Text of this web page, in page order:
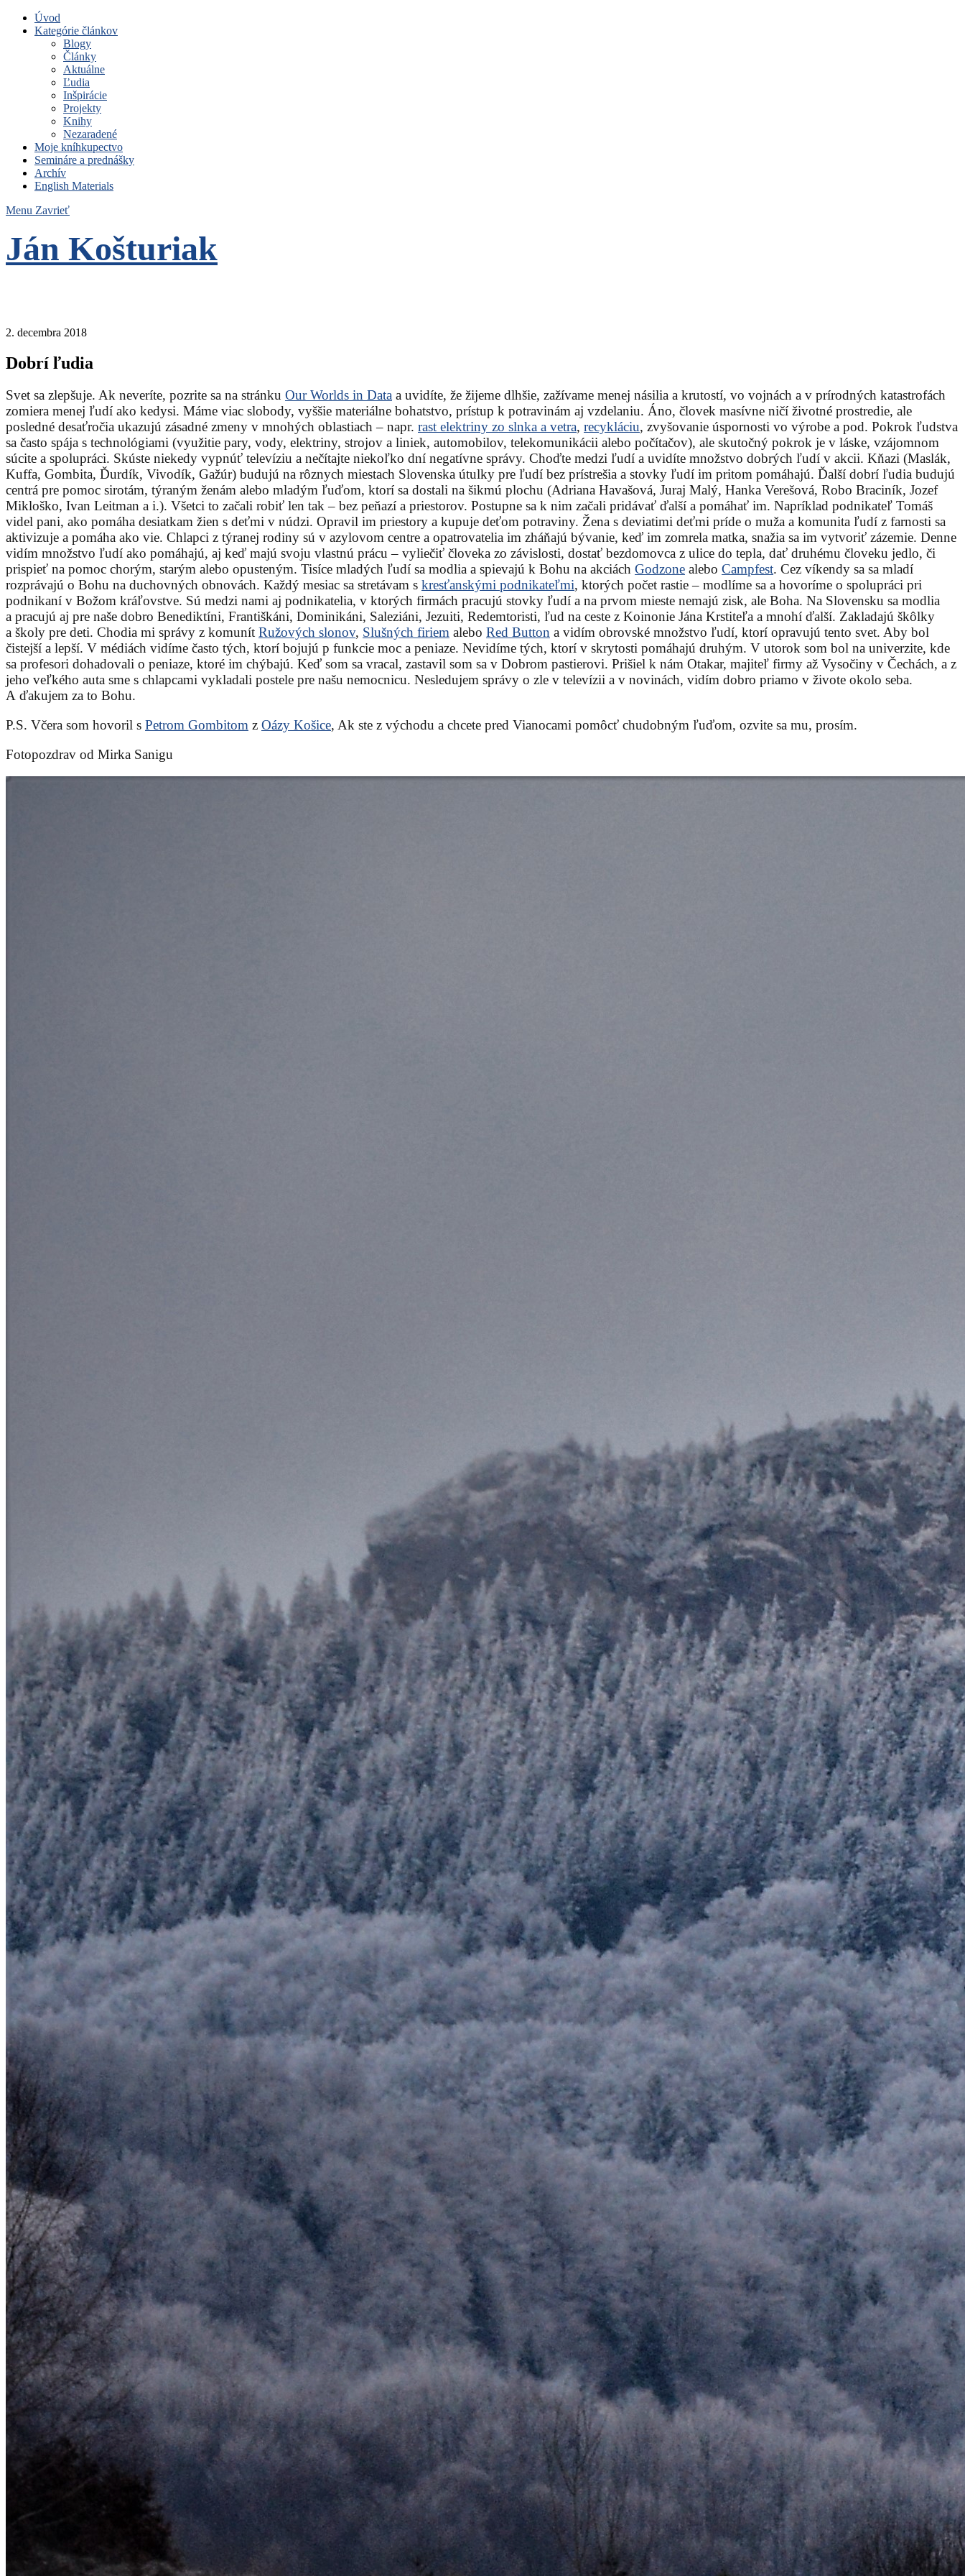
Úvod
Kategórie článkov
Blogy
Články
Aktuálne
Ľudia
Inšpirácie
Projekty
Knihy
Nezaradené
Moje kníhkupectvo
Semináre a prednášky
Archív
English Materials
Menu Zavrieť
Ján Košturiak
2. decembra 2018
Dobrí ľudia
Svet sa zlepšuje. Ak neveríte, pozrite sa na stránku Our Worlds in Data a uvidíte, že žijeme dlhšie, zažívame menej násilia a krutostí, vo vojnách a v prírodných katastrofách
zomiera menej ľudí ako kedysi. Máme viac slobody, vyššie materiálne bohatstvo, prístup k potravinám aj vzdelaniu. Áno, človek masívne ničí životné prostredie, ale
posledné desaťročia ukazujú zásadné zmeny v mnohých oblastiach – napr. rast elektriny zo slnka a vetra, recykláciu, zvyšovanie úspornosti vo výrobe a pod. Pokrok ľudstva
sa často spája s technológiami (využitie pary, vody, elektriny, strojov a liniek, automobilov, telekomunikácii alebo počítačov), ale skutočný pokrok je v láske, vzájomnom
súcite a spolupráci. Skúste niekedy vypnúť televíziu a nečítajte niekoľko dní negatívne správy. Choďte medzi ľudí a uvidíte množstvo dobrých ľudí v akcii. Kňazi (Maslák,
Kuffa, Gombita, Ďurdík, Vivodík, Gažúr) budujú na rôznych miestach Slovenska útulky pre ľudí bez prístrešia a stovky ľudí im pritom pomáhajú. Ďalší dobrí ľudia budujú
centrá pre pomoc sirotám, týraným ženám alebo mladým ľuďom, ktorí sa dostali na šikmú plochu (Adriana Havašová, Juraj Malý, Hanka Verešová, Robo Braciník, Jozef
Mikloško, Ivan Leitman a i.). Všetci to začali robiť len tak – bez peňazí a priestorov. Postupne sa k nim začali pridávať ďalší a pomáhať im. Napríklad podnikateľ Tomáš
videl pani, ako pomáha desiatkam žien s deťmi v núdzi. Opravil im priestory a kupuje deťom potraviny. Žena s deviatimi deťmi príde o muža a komunita ľudí z farnosti sa
aktivizuje a pomáha ako vie. Chlapci z týranej rodiny sú v azylovom centre a opatrovatelia im zháňajú bývanie, keď im zomrela matka, snažia sa im vytvoriť zázemie. Denne
vidím množstvo ľudí ako pomáhajú, aj keď majú svoju vlastnú prácu – vyliečiť človeka zo závislosti, dostať bezdomovca z ulice do tepla, dať druhému človeku jedlo, či
prispieť na pomoc chorým, starým alebo opusteným. Tisíce mladých ľudí sa modlia a spievajú k Bohu na akciách Godzone alebo Campfest. Cez víkendy sa sa mladí
rozprávajú o Bohu na duchovných obnovách. Každý mesiac sa stretávam s kresťanskými podnikateľmi, ktorých počet rastie – modlíme sa a hovoríme o spolupráci pri
podnikaní v Božom kráľovstve. Sú medzi nami aj podnikatelia, v ktorých firmách pracujú stovky ľudí a na prvom mieste nemajú zisk, ale Boha. Na Slovensku sa modlia
a pracujú aj pre naše dobro Benediktíni, Františkáni, Dominikáni, Saleziáni, Jezuiti, Redemtoristi, ľud na ceste z Koinonie Jána Krstiteľa a mnohí ďalší. Zakladajú škôlky
a školy pre deti. Chodia mi správy z komunít Ružových slonov, Slušných firiem alebo Red Button a vidím obrovské množstvo ľudí, ktorí opravujú tento svet. Aby bol
čistejší a lepší. V médiách vidíme často tých, ktorí bojujú p funkcie moc a peniaze. Nevidíme tých, ktorí v skrytosti pomáhajú druhým. V utorok som bol na univerzite, kde
sa profesori dohadovali o peniaze, ktoré im chýbajú. Keď som sa vracal, zastavil som sa v Dobrom pastierovi. Prišiel k nám Otakar, majiteľ firmy až Vysočiny v Čechách, a z
jeho veľkého auta sme s chlapcami vykladali postele pre našu nemocnicu. Nesledujem správy o zle v televízii a v novinách, vidím dobro priamo v živote okolo seba.
A ďakujem za to Bohu.
P.S. Včera som hovoril s Petrom Gombitom z Oázy Košice, Ak ste z východu a chcete pred Vianocami pomôcť chudobným ľuďom, ozvite sa mu, prosím.
Fotopozdrav od Mirka Sanigu